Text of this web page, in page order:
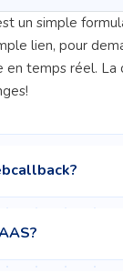
un simple
lien, pour
en temps réel.